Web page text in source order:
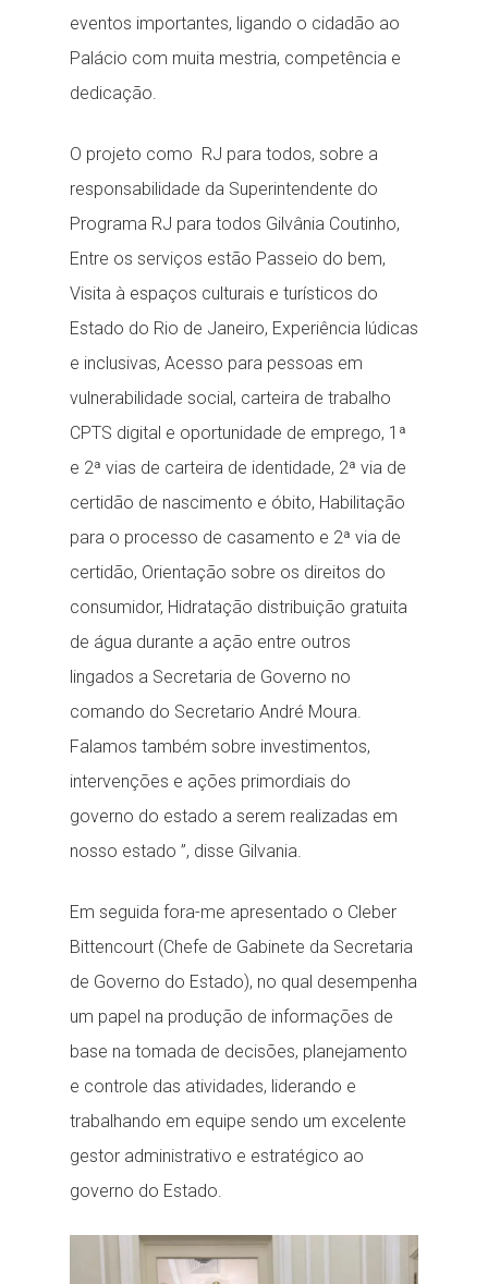
eventos importantes, ligando o cidadão ao
Palácio com muita mestria, competência e
dedicação.
O projeto como RJ para todos, sobre a
responsabilidade da Superintendente do
Programa RJ para todos Gilvânia Coutinho,
Entre os serviços estão Passeio do bem,
Visita à espaços culturais e turísticos do
Estado do Rio de Janeiro, Experiência lúdicas
e inclusivas, Acesso para pessoas em
vulnerabilidade social, carteira de trabalho
CPTS digital e oportunidade de emprego, 1ª
e 2ª vias de carteira de identidade, 2ª via de
certidão de nascimento e óbito, Habilitação
para o processo de casamento e 2ª via de
certidão, Orientação sobre os direitos do
consumidor, Hidratação distribuição gratuita
de água durante a ação entre outros
lingados a Secretaria de Governo no
comando do Secretario André Moura.
Falamos também sobre investimentos,
intervenções e ações primordiais do
governo do estado a serem realizadas em
nosso estado ”, disse Gilvania.
Em seguida fora-me apresentado o Cleber
Bittencourt (Chefe de Gabinete da Secretaria
de Governo do Estado), no qual desempenha
um papel na produção de informações de
base na tomada de decisões, planejamento
e controle das atividades, liderando e
trabalhando em equipe sendo um excelente
gestor administrativo e estratégico ao
governo do Estado.